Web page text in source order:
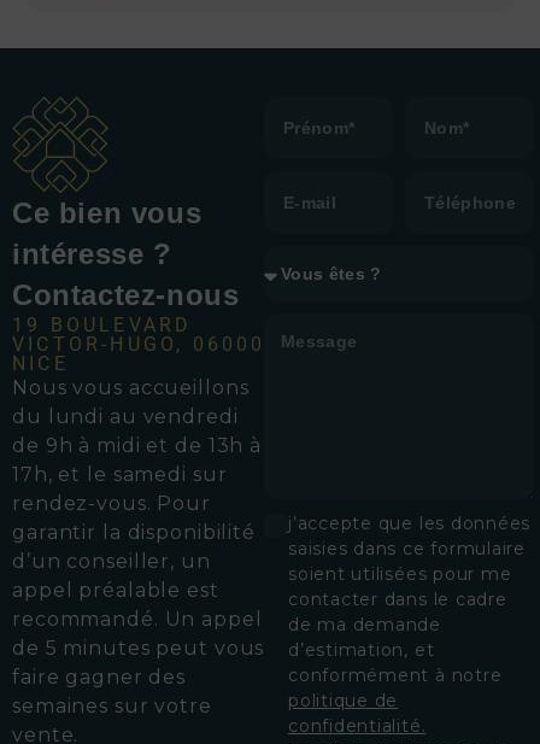
Ce bien vous
intéresse ?
Contactez-nous
19 BOULEVARD
VICTOR-HUGO, 06000
NICE
Nous vous accueillons
d u lundi au vendredi
de 9h à midi et de 13h à
17h, et le samedi sur
rendez-vous. Pour
garantir la disponibilité
d’un conseiller, un
appel préalable est
recommandé. Un appel
de 5 minutes peut vous
faire gagner des
semaines sur votre
vente.
j’accepte que les données
saisies dans ce formulaire
soient utilisées pour me
contacter dans le cadre
de ma demande
d’estimation, et
conformément à notre
politique de
confidentialité.